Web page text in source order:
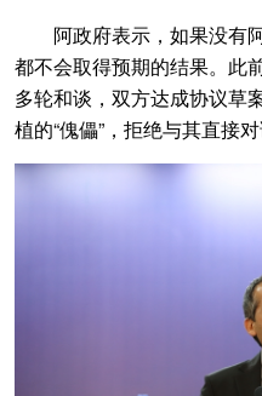
阿政府表示，如果没有
都不会取得预期的结果。此
多轮和谈，双方达成协议草
植的“傀儡”，拒绝与其直接对